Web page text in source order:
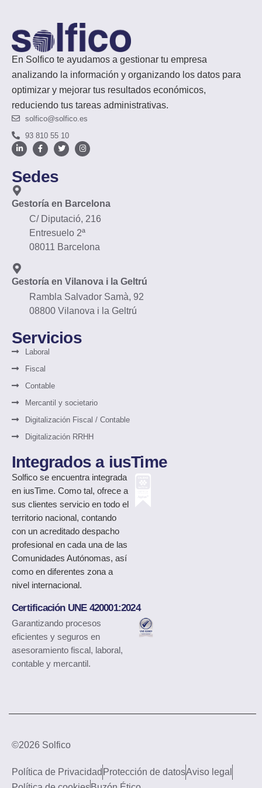
En Solfico te ayudamos a gestionar tu empresa
analizando la información y organizando los datos para
optimizar y mejorar tus resultados económicos,
reduciendo tus tareas administrativas.
solfico@solfico.es
93 810 55 10
Sedes
Gestoría en Barcelona
C/ Diputació, 216
Entresuelo 2ª
08011 Barcelona
Gestoría en Vilanova i la Geltrú
Rambla Salvador Samà, 92
08800 Vilanova i la Geltrú
Servicios
Laboral
Fiscal
Contable
Mercantil y societario
Digitalización Fiscal / Contable
Digitalización RRHH
Integrados a iusTime
Solfico se encuentra integrada
en iusTime. Como tal, ofrece a
sus clientes servicio en todo el
territorio nacional, contando
con un acreditado despacho
profesional en cada una de las
Comunidades Autónomas, así
como en diferentes zona a
nivel internacional.
Certificación UNE 420001:2024
Garantizando procesos
eficientes y seguros en
asesoramiento fiscal, laboral,
contable y mercantil.
©2026 Solfico
Política de Privacidad Protección de datosAviso legal